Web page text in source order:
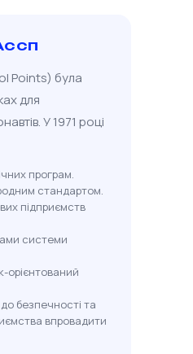
Points) була
для
У 1971 році
програм.
стандартом.
підприємств
системи
орієнтований
безпечності та
впровадити